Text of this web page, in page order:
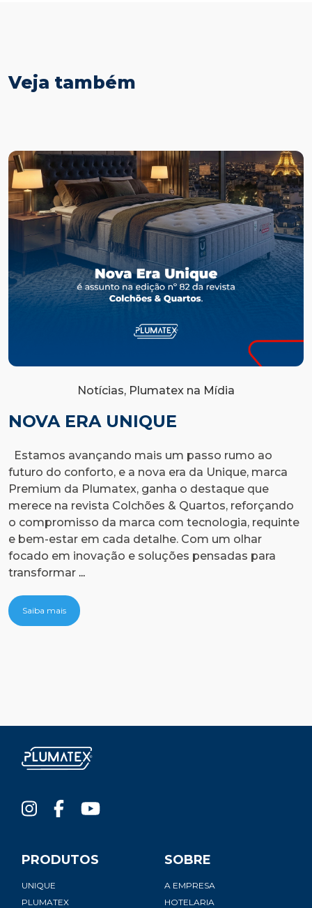
Veja também
Notícias, Plumatex na Mídia
NOVA ERA UNIQUE
Estamos avançando mais um passo rumo ao
futuro do conforto, e a nova era da Unique, marca
Premium da Plumatex, ganha o destaque que
merece na revista Colchões & Quartos, reforçando
o compromisso da marca com tecnologia, requinte
e bem-estar em cada detalhe. Com um olhar
focado em inovação e soluções pensadas para
transformar ...
Saiba mais
PRODUTOS
UNIQUE
PLUMATEX
SOBRE
A EMPRESA
HOTELARIA